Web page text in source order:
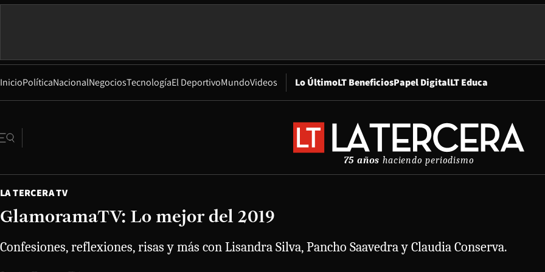
InicioPolíticaNacionalNegociosTecnologíaEl DeportivoMundoVideos Lo ÚltimoLT BeneficiosPapel DigitalOpens in new window
LT Educa
75 años haciendo periodismo
LA TERCERA TV
GlamoramaTV: Lo mejor del 2019
Confesiones, reflexiones, risas y más con Lisandra Silva, Pancho Saavedra y Claudia Conserva.